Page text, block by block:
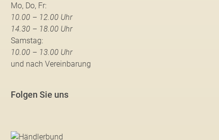
Mo, Do, Fr:
10.00 – 12.00 Uhr
14.30 – 18.00 Uhr
Samstag:
10.00 – 13.00 Uhr
und nach Vereinbarung
Folgen Sie uns